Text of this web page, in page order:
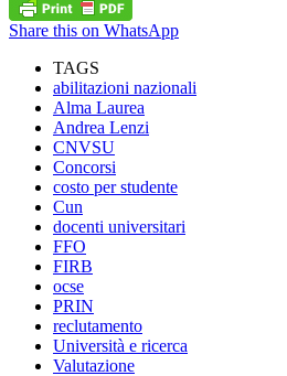
Share this on WhatsApp
TAGS
abilitazioni nazionali
Alma Laurea
Andrea Lenzi
CNVSU
Concorsi
costo per studente
Cun
docenti universitari
FFO
FIRB
ocse
PRIN
reclutamento
Università e ricerca
Valutazione